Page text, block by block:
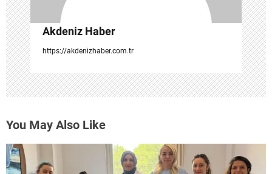
Akdeniz Haber
https://akdenizhaber.com.tr
You May Also Like